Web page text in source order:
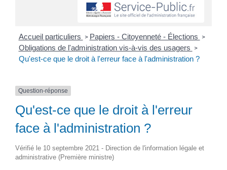
Accueil particuliers > Papiers - Citoyenneté - Élections >
Obligations de l'administration vis-à-vis des usagers >
Qu'est-ce que le droit à l'erreur face à l'administration ?
Question-réponse
Qu'est-ce que le droit à l'erreur
face à l'administration ?
Vérifié le 10 septembre 2021 - Direction de l'information légale et
administrative (Première ministre)